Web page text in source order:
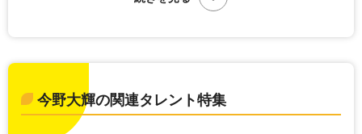
今野大輝の関連タレント特集